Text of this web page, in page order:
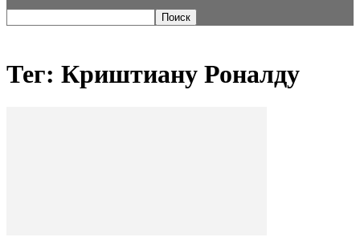
Тег: Криштиану Роналду